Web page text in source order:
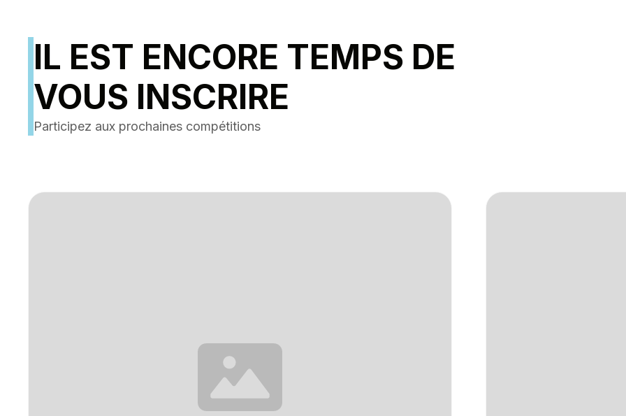
IL EST ENCORE TEMPS DE
VOUS INSCRIRE
Participez aux prochaines compétitions